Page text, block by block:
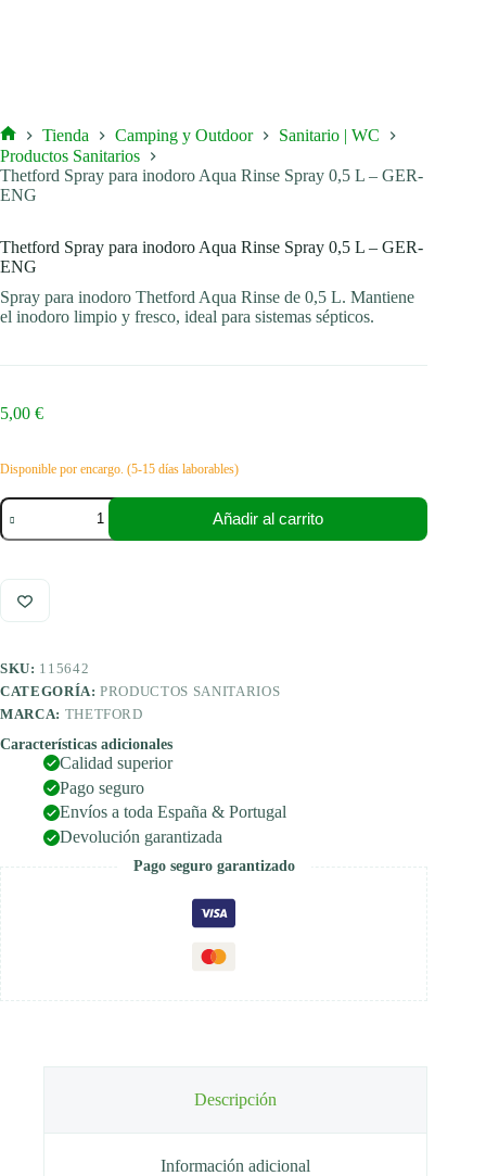
Inicio
Tienda Camping y Outdoor
Sanitario | WC
Productos Sanitarios
Thetford Spray para inodoro Aqua Rinse Spray 0,5 L – GER-
ENG
Thetford Spray para inodoro Aqua Rinse Spray 0,5 L – GER-
ENG
Spray para inodoro Thetford Aqua Rinse de 0,5 L. Mantiene
el inodoro limpio y fresco, ideal para sistemas sépticos.
5,00 €
Disponible por encargo. (5-15 días laborables)
Thetford
Spray
para
Aqua
Rinse
Spray
-
GER-
ENG
Añadir al carrito
SKU: 115642
CATEGORÍA:PRODUCTOS SANITARIOS
MARCA: THETFORD
Características adicionales
Calidad superior
Pago seguro
Envíos a toda España & Portugal
Devolución garantizada
Pago seguro garantizado
Descripción
Información adicional